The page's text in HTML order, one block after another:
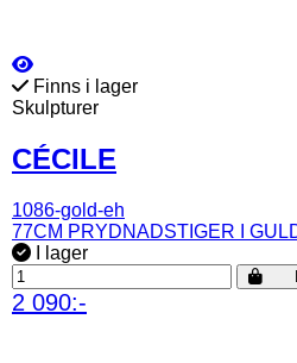
Finns i lager
Skulpturer
CÉCILE
1086-gold-eh
77CM PRYDNADSTIGER I
I lager
2 090:-